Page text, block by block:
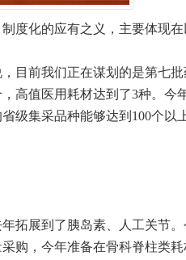
度化的应有之义，主要体现在
目前我们正在谋划的是第七
高值医用耗材达到了3种。今
级集采品种能够达到100个以
拓展到了胰岛素、人工关节
购，今年准备在骨科脊柱类